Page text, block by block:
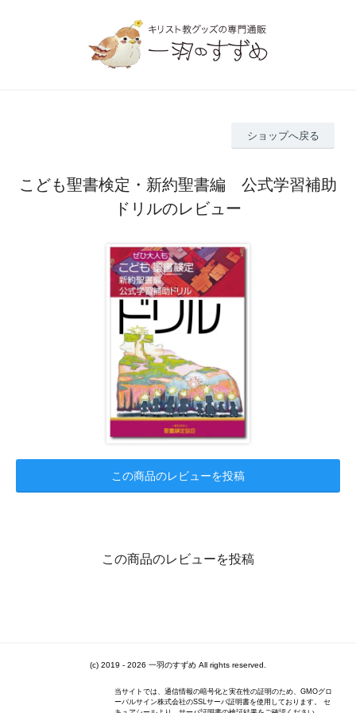
ショップへ戻る
こども聖書検定・新約聖書編 公式学習補助
ドリルのレビュー
この商品のレビューを投稿
この商品のレビューを投稿
(c) 2019 - 2026 一羽のすずめ All rights reserved.
当サイトでは、通信情報の暗号化と実在性の証明のため、GMOグロ
ーバルサイン株式会社のSSLサーバ証明書を使用しております。 セ